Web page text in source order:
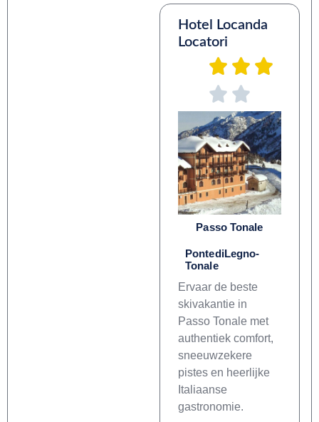
Hotel Locanda
Locatori
Passo Tonale
PontediLegno-
Tonale
Ervaar de beste
skivakantie in
Passo Tonale met
authentiek comfort,
sneeuwzekere
pistes en heerlijke
Italiaanse
gastronomie.